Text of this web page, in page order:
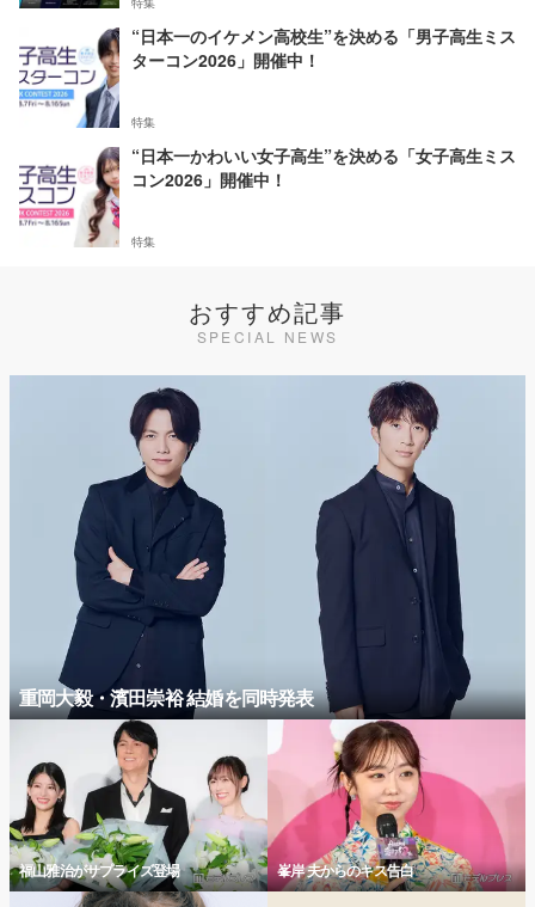
“日本一のイケメン高校生”を決める「男子高生ミス
ターコン2026」開催中！
特集
“日本一かわいい女子高生”を決める「女子高生ミス
コン2026」開催中！
特集
おすすめ記事
SPECIAL NEWS
重岡大毅・濱田崇裕 結婚を同時発表
福山雅治がサプライズ登場 峯岸 夫からのキス告白